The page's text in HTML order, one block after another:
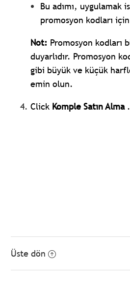
Bu adımı,
promosyon kodları
Not: Promosyon kodları
duyarlıdır. Promosyon
gibi büyük ve küçük
emin olun.
Click Komple Satın Alma .
Üste dön